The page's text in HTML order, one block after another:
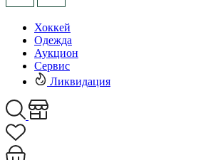
Хоккей
Одежда
Аукцион
Сервис
Ликвидация